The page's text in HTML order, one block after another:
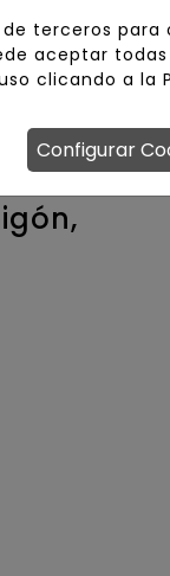
terceros
aceptar
clicando a la
Configurar